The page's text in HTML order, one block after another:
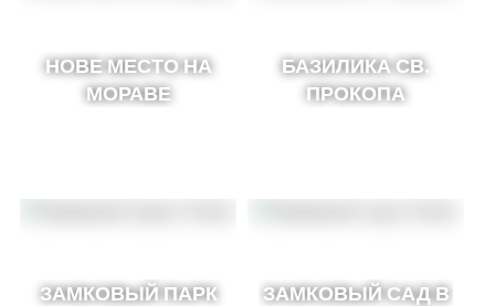
НОВЕ МЕСТО НА
МОРАВЕ
БАЗИЛИКА СВ.
ПРОКОПА
ЗАМКОВЫЙ ПАРК
ЗАМКОВЫЙ САД В